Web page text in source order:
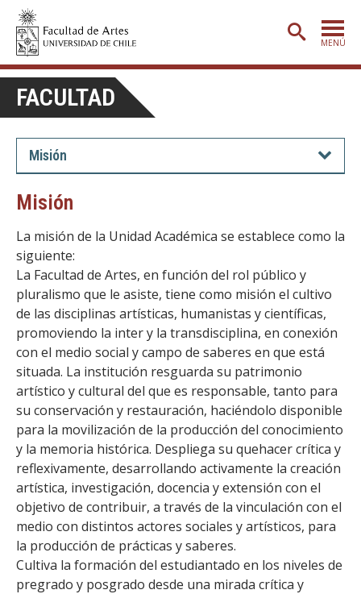
MENÚ
ADMISIÓN
CARRERAS
EXTENSIÓN
CREACIÓN E INVESTIGACIÓN
BIBLIOTECA
DEPARTAMENTOS
FACULTAD
Estudiantes
Académicas/os
Funcionarias/os
Egresadas/os
FACULTAD
Misión
Misión
La misión de la Unidad Académica se establece como la
siguiente:
La Facultad de Artes, en función del rol público y
pluralismo que le asiste, tiene como misión el cultivo
de las disciplinas artísticas, humanistas y científicas,
promoviendo la inter y la transdisciplina, en conexión
con el medio social y campo de saberes en que está
situada. La institución resguarda su patrimonio
artístico y cultural del que es responsable, tanto para
su conservación y restauración, haciéndolo disponible
para la movilización de la producción del conocimiento
y la memoria histórica. Despliega su quehacer crítica y
reflexivamente, desarrollando activamente la creación
artística, investigación, docencia y extensión con el
objetivo de contribuir, a través de la vinculación con el
medio con distintos actores sociales y artísticos, para
la producción de prácticas y saberes.
Cultiva la formación del estudiantado en los niveles de
pregrado y posgrado desde una mirada crítica y